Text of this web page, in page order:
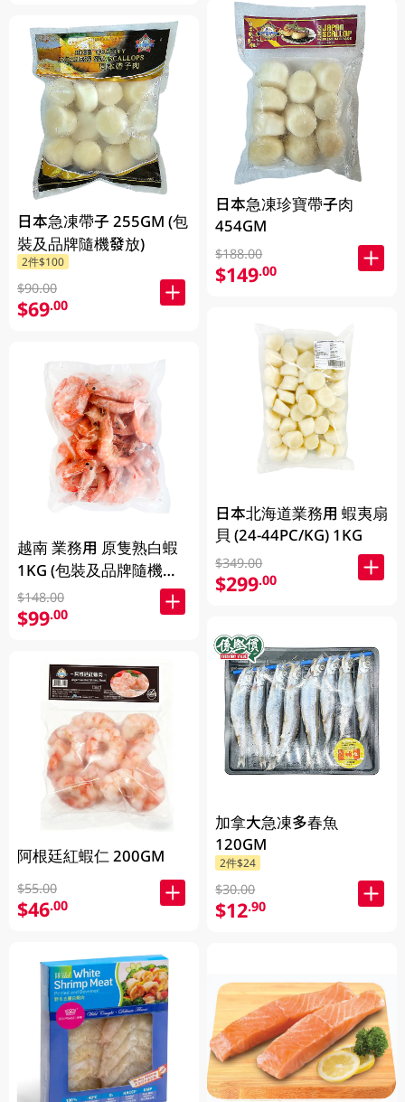
日本急凍帶子 255GM (包
裝及品牌隨機發放)
2件$100
$90.00
$69.00
越南 業務用 原隻熟白蝦
1KG (包裝及品牌隨機發
放)
$148.00
$99.00
阿根廷紅蝦仁 200GM
$55.00
$46.00
日本急凍珍寶帶子肉
454GM
$188.00
$149.00
日本北海道業務用 蝦夷扇
貝 (24-44PC/KG) 1KG
$349.00
$299.00
加拿大急凍多春魚
120GM
2件$24
$30.00
$12.90